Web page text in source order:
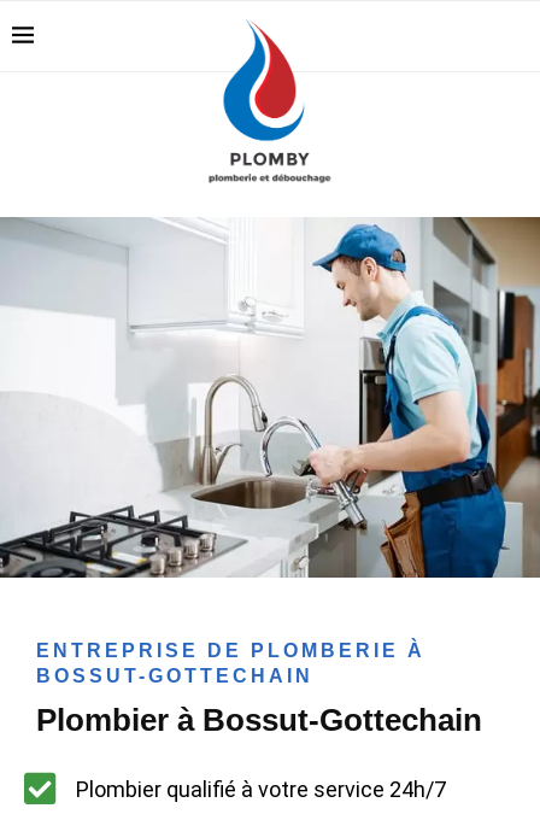
ENTREPRISE DE PLOMBERIE À
BOSSUT-GOTTECHAIN
Plombier à Bossut-Gottechain
Plombier qualifié à votre service 24h/7